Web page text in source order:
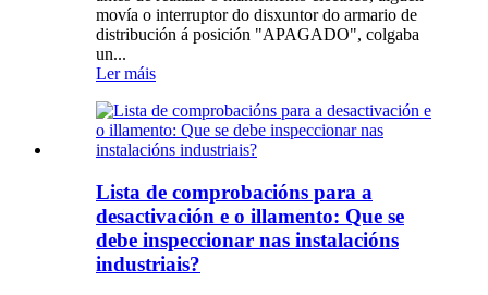
movía o interruptor do disxuntor do armario de
distribución á posición "APAGADO", colgaba
un...
Ler máis
Lista de comprobacións para a
desactivación e o illamento: Que se
debe inspeccionar nas instalacións
industriais?